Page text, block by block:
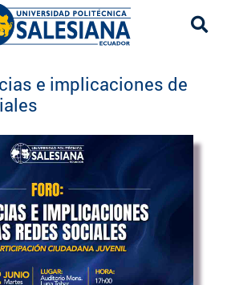
e implicaciones de